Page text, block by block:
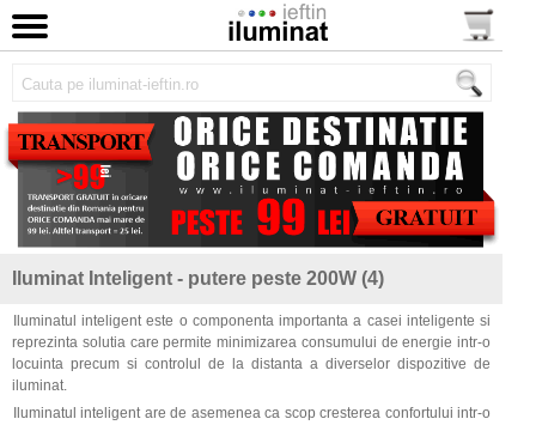
Iluminat Inteligent - putere peste 200W (4)
Iluminatul inteligent este o componenta importanta a casei inteligente si
reprezinta solutia care permite minimizarea consumului de energie intr-o
locuinta precum si controlul de la distanta a diverselor dispozitive de
iluminat.
Iluminatul inteligent are de asemenea ca scop cresterea confortului intr-o